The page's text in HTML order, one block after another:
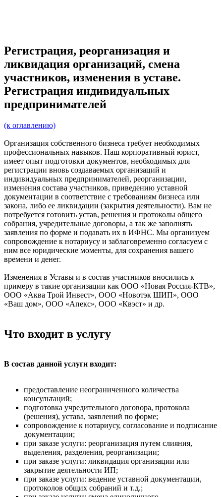
Регистрация, реорганизация и
ликвидация организаций, смена
участников, изменения в уставе.
Регистрация индивидуальных
предпринимателей
(к оглавлению)
Организация собственного бизнеса требует необходимых
профессиональных навыков. Наш корпоративный юрист,
имеет опыт подготовки документов, необходимых для
регистрации вновь создаваемых организаций и
индивидуальных предпринимателей, реорганизации,
изменения состава участников, приведению уставной
документации в соответствие с требованиям бизнеса или
закона, либо ее ликвидации (закрытия деятельности). Вам не
потребуется готовить устав, решения и протоколы общего
собрания, учредительные договоры, а так же заполнять
заявления по форме и подавать их в ИФНС. Мы организуем
сопровождение к нотариусу и заблаговременно согласуем с
ним все юридические моменты, для сохранения вашего
времени и денег.
Изменения в Уставы и в состав участников вносились к
примеру в такие организации как ООО «Новая Россия-КТВ»,
ООО «Аква Трой Инвест», ООО «Новотэк ШИП», ООО
«Ваш дом», ООО «Апекс», ООО «Квэст» и др.
Что входит в услугу
В состав данной услуги входит:
предоставление неограниченного количества
консультаций;
подготовка учредительного договора, протокола
(решения), устава, заявлений по форме;
сопровождение к нотариусу, согласование и подписание
документации;
при заказе услуги: реорганизация путем слияния,
выделения, разделения, реорганизации;
при заказе услуги: ликвидация организации или
закрытие деятельности ИП;
при заказе услуги: ведение уставной документации,
протоколов общих собраний и т.д.;